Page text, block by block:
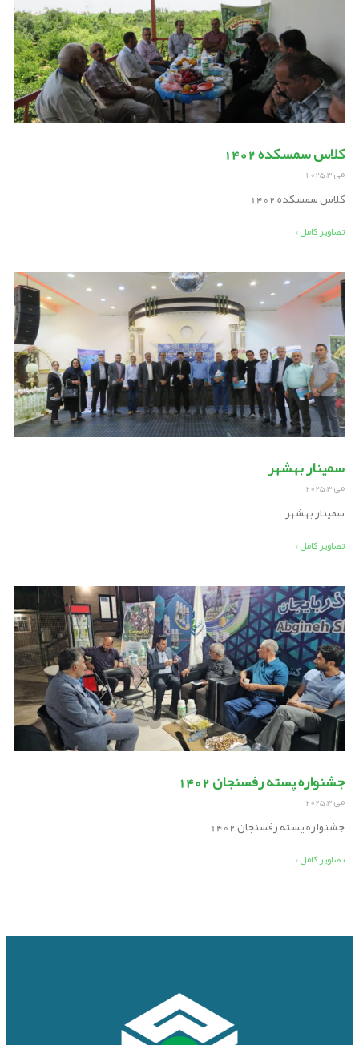
کلاس سمسکده 1402
می 3, 2025
کلاس سمسکده 1402
تصاویر کامل »
سمینار بهشهر
می 3, 2025
سمینار بهشهر
تصاویر کامل »
جشنواره پسته رفسنجان 1402
می 3, 2025
جشنواره پسته رفسنجان 1402
تصاویر کامل »